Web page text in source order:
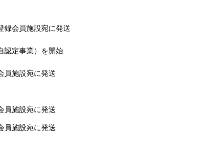
録会員施設宛に発送
認定事業）を開始
員施設宛に発送
員施設宛に発送
員施設宛に発送